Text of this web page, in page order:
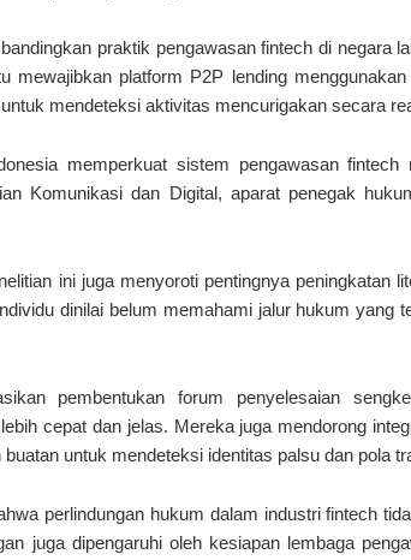
praktik pengawasan fintech di negara
mewajibkan platform P2P lending
mendeteksi aktivitas mencurigakan secara
memperkuat sistem pengawasan
Komunikasi dan Digital, aparat penegak
ini juga menyoroti pentingnya peningkatan
dinilai belum memahami jalur hukum yang
pembentukan forum penyelesaian
cepat dan jelas. Mereka juga mendorong
untuk mendeteksi identitas palsu dan pola
perlindungan hukum dalam industri fintech
juga dipengaruhi oleh kesiapan lembaga